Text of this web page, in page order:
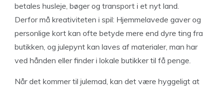
betales husleje, bøger og transport i et nyt land.
Derfor må kreativiteten i spil: Hjemmelavede gaver og
personlige kort kan ofte betyde mere end dyre ting fra
butikken, og julepynt kan laves af materialer, man har
ved hånden eller finder i lokale butikker til få penge.
Når det kommer til julemad, kan det være hyggeligt at